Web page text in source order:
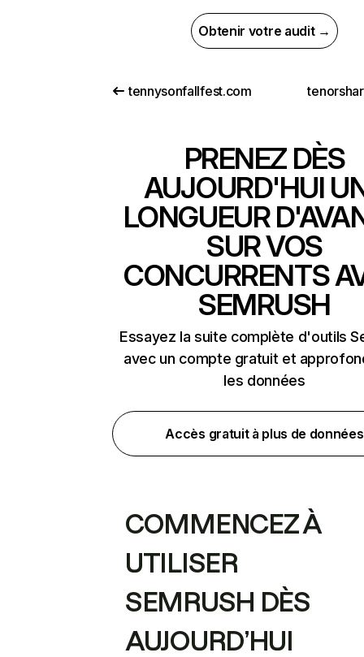
Obtenir votre audit →
tennysonfallfest.com
PRENEZ DÈS
AUJOURD'HUI
LONGUEUR
SUR VOS
CONCURRENTS
SEMRUSH
Essayez la suite complète d'outils
avec un compte gratuit et
les données
Accès gratuit à plus de données
COMMENCEZ À
UTILISER
SEMRUSH DÈS
AUJOURD’HUI